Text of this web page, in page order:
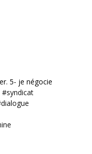
5- je négocie
#syndicat